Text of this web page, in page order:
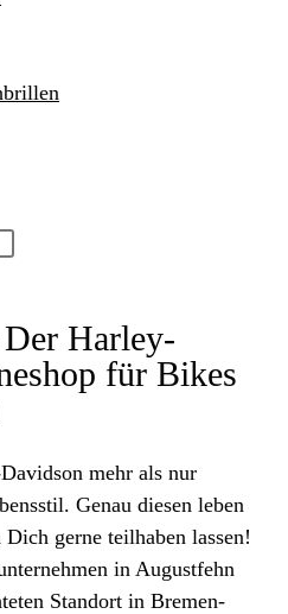
Harley-
für Bikes
mehr als nur
Genau diesen leben
gerne teilhaben lassen!
in Augustfehn
Standort in Bremen-